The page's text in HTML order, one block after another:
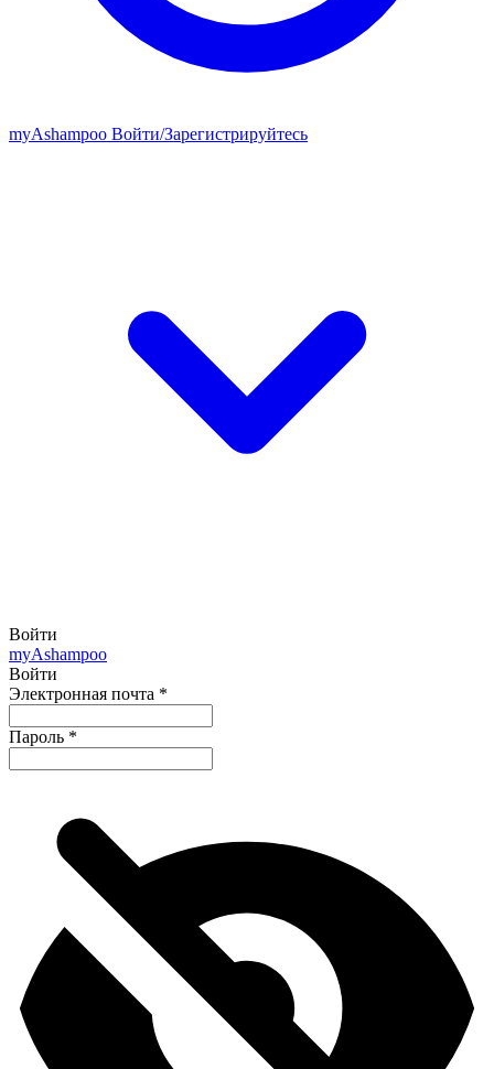
myAshampoo Войти/Зарегистрируйтесь
Войти
myAshampoo
Войти
Электронная почта *
Пароль *